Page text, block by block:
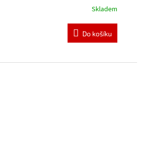
Skladem
Do košíku